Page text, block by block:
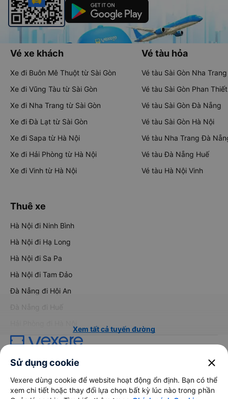
Vé xe khách
Xe đi Buôn Mê Thuột từ Sài Gòn
Xe đi Vũng Tàu từ Sài Gòn
Xe đi Nha Trang từ Sài Gòn
Xe đi Đà Lạt từ Sài Gòn
Xe đi Sapa từ Hà Nội
Xe đi Hải Phòng từ Hà Nội
Xe đi Vinh từ Hà Nội
Vé tàu hỏa
Vé tàu Sài Gòn Nha Trang
Vé tàu Sài Gòn Phan Thiết
Vé tàu Sài Gòn Đà Nẵng
Vé tàu Sài Gòn Hà Nội
Vé tàu Nha Trang Đà
Vé tàu Đà Nẵng Huế
Vé tàu Hà Nội Vinh
Thuê xe
Hà Nội đi Ninh Bình
Hà Nội đi Hạ Long
Hà Nội đi Sa Pa
Hà Nội đi Tam Đảo
Đà Nẵng đi Hội An
Đà Nẵng đi Huế
Xem tất cả tuyến đường
Sử dụng cookie close
Vexere dùng cookie để website hoạt động ổn định. Bạn có thể
xem chi tiết hoặc thay đổi lựa chọn bất kỳ lúc nào trong phần